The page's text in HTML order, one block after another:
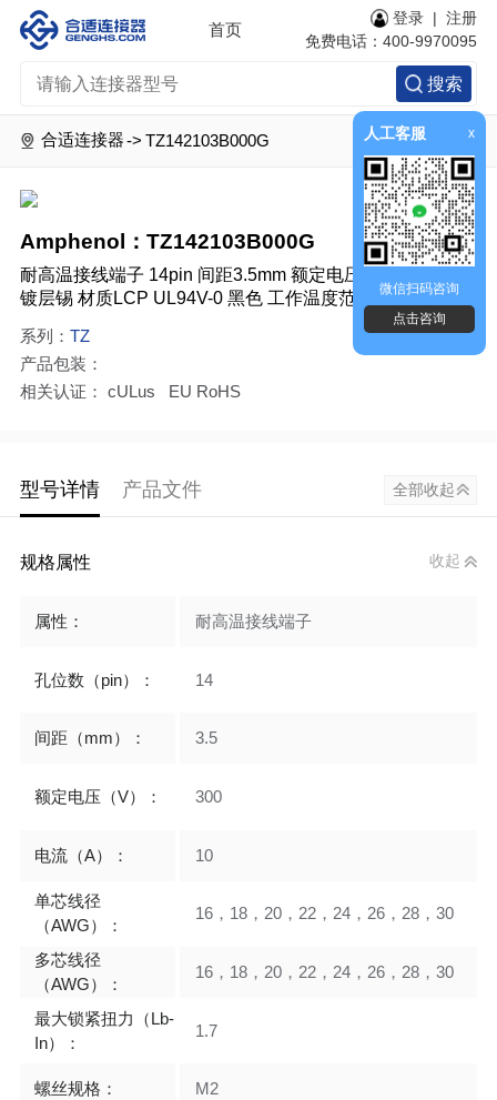
人工客服 x
微信扫码咨询
点击咨询
首页
搜索
登录 |注册
免费电话：400-9970095
合适连接器 -> TZ142103B000G
Amphenol：TZ142103B000G
耐高温接线端子 14pin 间距3.5mm 额定电压300V 电流10A
镀层锡 材质LCP UL94V-0 黑色 工作温度范围-45℃-130℃
系列： TZ
产品包装：
相关认证： cULus EU RoHS
型号详情 产品文件 全部收起
规格属性 收起
属性： 耐高温接线端子
孔位数（pin）： 14
间距（mm）： 3.5
额定电压（V）： 300
电流（A）： 10
单芯线径
（AWG）：
16，18，20，22，24，26，28，30
多芯线径
（AWG）：
16，18，20，22，24，26，28，30
最大锁紧扭力（Lb-
In）：
1.7
螺丝规格： M2